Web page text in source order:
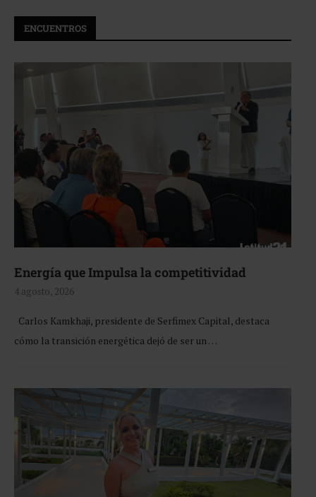
ENCUENTROS
Energía que Impulsa la competitividad
4 agosto, 2026
Carlos Kamkhaji, presidente de Serfimex Capital, destaca
cómo la transición energética dejó de ser un …